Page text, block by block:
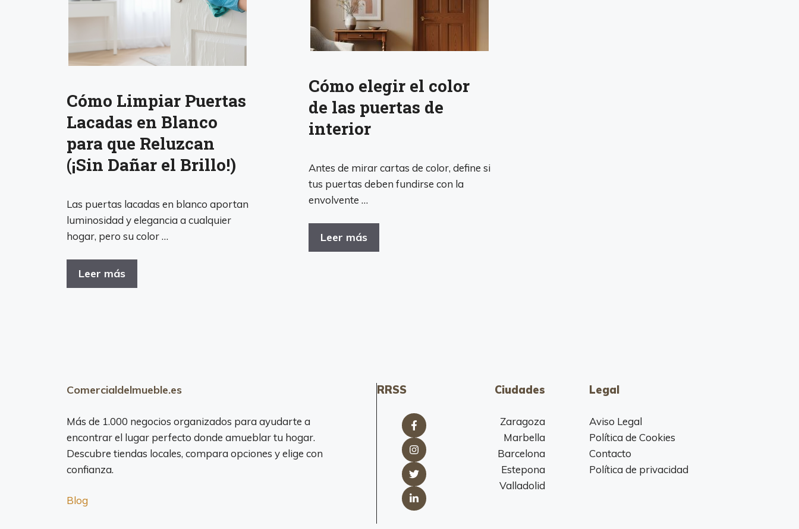
Cómo Limpiar Puertas
Lacadas en Blanco
para que Reluzcan
(¡Sin Dañar el Brillo!)
Las puertas lacadas en blanco aportan
luminosidad y elegancia a cualquier
hogar, pero su color …
Leer más
Cómo elegir el color
de las puertas de
interior
Antes de mirar cartas de color, define si
tus puertas deben fundirse con la
envolvente …
Leer más
Comercialdelmueble.es
Más de 1.000 negocios organizados para ayudarte a
encontrar el lugar perfecto donde amueblar tu hogar.
Descubre tiendas locales, compara opciones y elige con
confianza.
Blog
RRSS Ciudades
Zaragoza
Marbella
Barcelona
Estepona
Valladolid
Legal
Aviso Legal
Política de Cookies
Contacto
Política de privacidad